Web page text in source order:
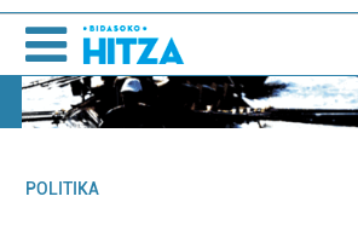
POLITIKA